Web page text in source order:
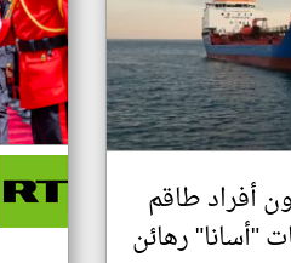
أفراد طاقم
"أسانا" رهائن